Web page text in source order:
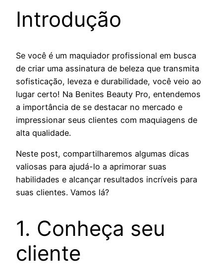
Introdução
Se você é um maquiador profissional em busca
de criar uma assinatura de beleza que transmita
sofisticação, leveza e durabilidade, você veio ao
lugar certo! Na Benites Beauty Pro, entendemos
a importância de se destacar no mercado e
impressionar seus clientes com maquiagens de
alta qualidade.
Neste post, compartilharemos algumas dicas
valiosas para ajudá-lo a aprimorar suas
habilidades e alcançar resultados incríveis para
suas clientes. Vamos lá?
1. Conheça seu
cliente